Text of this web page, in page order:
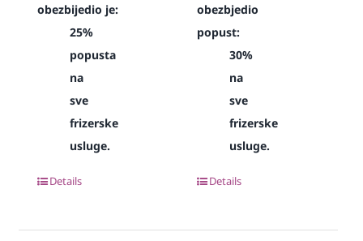
obezbijedio je:
25%
popusta
na
sve
frizerske
usluge.
Details
obezbjedio
popust:
30%
na
sve
frizerske
usluge.
Details